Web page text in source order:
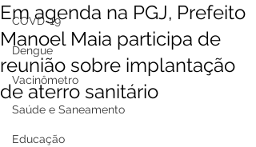
COVD-19
Dengue
Vacinômetro
Saúde e Saneamento
Educação
Em agenda na PGJ, Prefeito
Manoel Maia participa de
reunião sobre implantação
de aterro sanitário